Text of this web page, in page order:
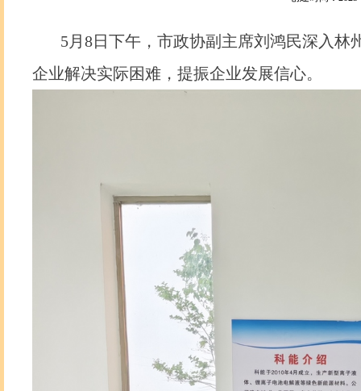
5月8日下午，市政协副主席刘鸿民深入林
企业解决实际困难，提振企业发展信心。